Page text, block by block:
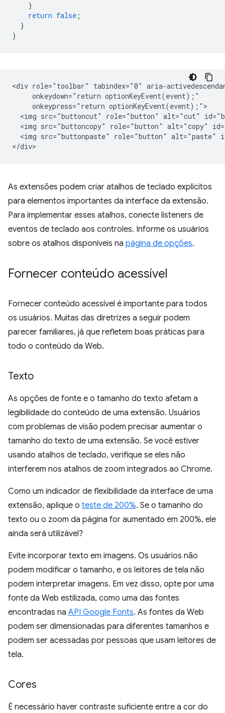
}
return false ;
}
}
<div role="toolbar" tabindex="0" aria-
     onkeydown="return optionKeyEvent(event);"
     onkeypress="return optionKeyEvent(event);">
<img src="buttoncut" role="button" alt="cut"
<img src="buttoncopy" role="button" alt="copy"
<img src="buttonpaste" role="button" alt="paste"
As extensões podem criar atalhos de teclado explícitos
para elementos importantes da interface da extensão.
Para implementar esses atalhos, conecte listeners de
eventos de teclado aos controles. Informe os usuários
sobre os atalhos disponíveis na página de opções.
Fornecer conteúdo acessível
Fornecer conteúdo acessível é importante para todos
os usuários. Muitas das diretrizes a seguir podem
parecer familiares, já que refletem boas práticas para
todo o conteúdo da Web.
Texto
As opções de fonte e o tamanho do texto afetam a
legibilidade do conteúdo de uma extensão. Usuários
com problemas de visão podem precisar aumentar o
tamanho do texto de uma extensão. Se você estiver
usando atalhos de teclado, verifique se eles não
interferem nos atalhos de zoom integrados ao Chrome.
Como um indicador de flexibilidade da interface de uma
extensão, aplique o teste de 200%. Se o tamanho do
texto ou o zoom da página for aumentado em 200%, ele
ainda será utilizável?
Evite incorporar texto em imagens. Os usuários não
podem modificar o tamanho, e os leitores de tela não
podem interpretar imagens. Em vez disso, opte por uma
fonte da Web estilizada, como uma das fontes
encontradas na API Google Fonts. As fontes da Web
podem ser dimensionadas para diferentes tamanhos e
podem ser acessadas por pessoas que usam leitores de
tela.
Cores
É necessário haver contraste suficiente entre a cor do